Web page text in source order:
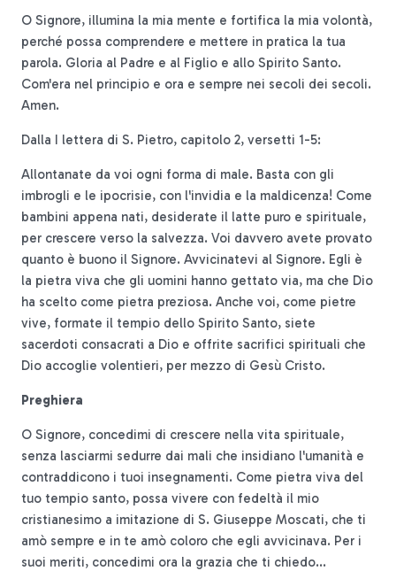
O Signore, illumina la mia mente e fortifica la mia volontà,
perché possa comprendere e mettere in pratica la tua
parola. Gloria al Padre e al Figlio e allo Spirito Santo.
Com'era nel principio e ora e sempre nei secoli dei secoli.
Amen.
Dalla I lettera di S. Pietro, capitolo 2, versetti 1-5:
Allontanate da voi ogni forma di male. Basta con gli
imbrogli e le ipocrisie, con l'invidia e la maldicenza! Come
bambini appena nati, desiderate il latte puro e spirituale,
per crescere verso la salvezza. Voi davvero avete provato
quanto è buono il Signore. Avvicinatevi al Signore. Egli è
la pietra viva che gli uomini hanno gettato via, ma che Dio
ha scelto come pietra preziosa. Anche voi, come pietre
vive, formate il tempio dello Spirito Santo, siete
sacerdoti consacrati a Dio e offrite sacrifici spirituali che
Dio accoglie volentieri, per mezzo di Gesù Cristo.
Preghiera
O Signore, concedimi di crescere nella vita spirituale,
senza lasciarmi sedurre dai mali che insidiano l'umanità e
contraddicono i tuoi insegnamenti. Come pietra viva del
tuo tempio santo, possa vivere con fedeltà il mio
cristianesimo a imitazione di S. Giuseppe Moscati, che ti
amò sempre e in te amò coloro che egli avvicinava. Per i
suoi meriti, concedimi ora la grazia che ti chiedo...